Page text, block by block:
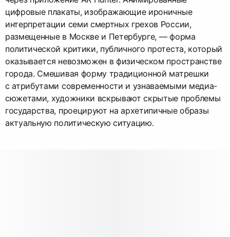
цифровые плакаты, изображающие ироничные
интерпретации семи смертных грехов России,
размещенные в Москве и Петербурге, — форма
политической критики, публичного протеста, который
оказывается невозможен в физическом пространстве
города. Смешивая форму традиционной матрешки
с атрибутами современности и узнаваемыми медиа-
сюжетами, художники вскрывают скрытые проблемы
государства, проецируют на архетипичные образы
актуальную политическую ситуацию.